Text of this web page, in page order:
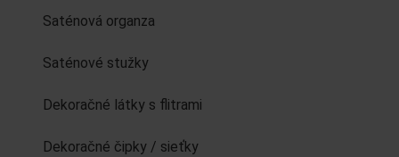
Saténová organza
Saténové stužky
Dekoračné látky s flitrami
Dekoračné čipky / sieťky